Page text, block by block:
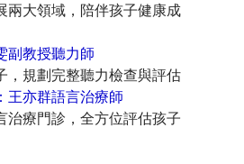
兩大領域，陪伴孩子健康成
副教授聽力師
，規劃完整聽力檢查與評估
王亦群語言治療師
治療門診，全方位評估孩子